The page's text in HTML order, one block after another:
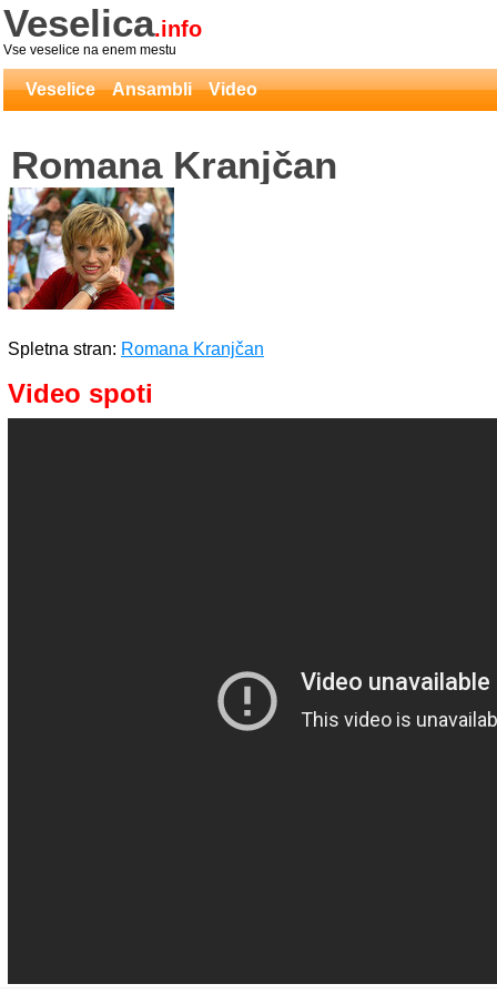
Veselica.info
Vse veselice na enem mestu
Veselice Ansambli Video
Romana Kranjčan
Spletna stran: Romana Kranjčan
Video spoti